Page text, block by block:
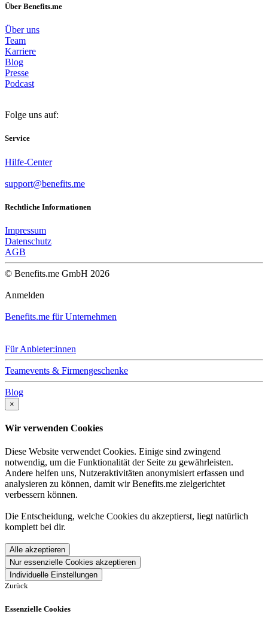
Über Benefits.me
Über uns
Team
Karriere
Blog
Presse
Podcast
Folge uns auf:
Service
Hilfe-Center
support@benefits.me
Rechtliche Informationen
Impressum
Datenschutz
AGB
© Benefits.me GmbH 2026
Anmelden
Benefits.me für Unternehmen
Für Anbieter:innen
Teamevents & Firmengeschenke
Blog
×
Wir verwenden Cookies
Diese Website verwendet Cookies. Einige sind zwingend
notwendig, um die Funktionalität der Seite zu gewährleisten.
Andere helfen uns, Nutzeraktivitäten anonymisiert erfassen und
analysieren zu können, damit wir Benefits.me zielgerichtet
verbessern können.
Die Entscheidung, welche Cookies du akzeptierst, liegt natürlich
komplett bei dir.
Alle akzeptieren
Nur essenzielle Cookies akzeptieren
Individuelle Einstellungen
Zurück
Essenzielle Cookies